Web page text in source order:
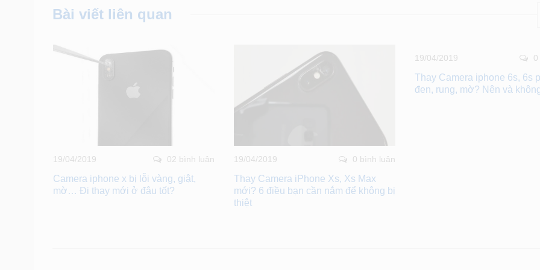
Bài viết liên quan
19/04/2019 02 bình luân
Camera iphone x bị lỗi vàng, giật,
mờ… Đi thay mới ở đâu tốt?
19/04/2019 0 bình luân
Thay Camera iPhone Xs, Xs Max
mới? 6 điều bạn cần nắm để không bị
thiệt
19/04/2019
Thay Camera iphone 6s, 6s
đen, rung, mờ? Nên và